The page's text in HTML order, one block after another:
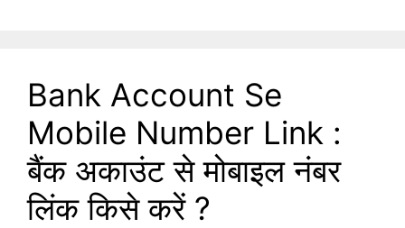
Bank Account Se
Mobile Number Link :
बैंक अकाउंट से मोबाइल नंबर
लिंक किसे करें ?